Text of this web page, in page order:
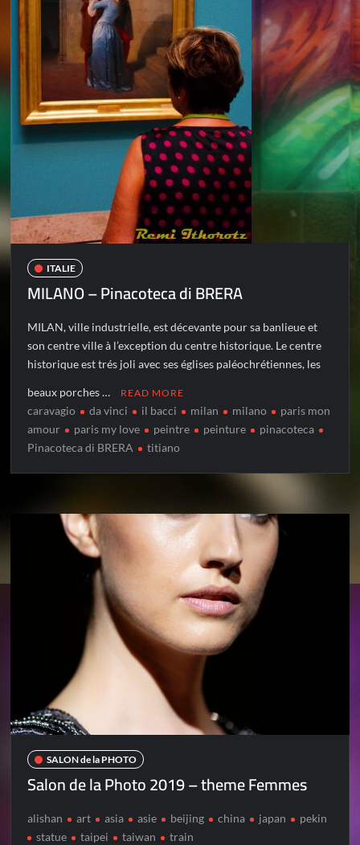
ITALIE
MILANO – Pinacoteca di BRERA
MILAN, ville industrielle, est décevante pour sa banlieue et
son centre ville à l’exception du centre historique. Le centre
historique est trés joli avec ses églises paléochrétiennes, les
beaux porches … READ MORE
caravagio da vinci il bacci milan milano
paris mon
amour
paris my love peintre peinture
pinacoteca
Pinacoteca di BRERA
titiano
SALON de la PHOTO
Salon de la Photo 2019 – theme Femmes
alishan art asia asie beijing china japan
pekin
statue
taipei taiwan train